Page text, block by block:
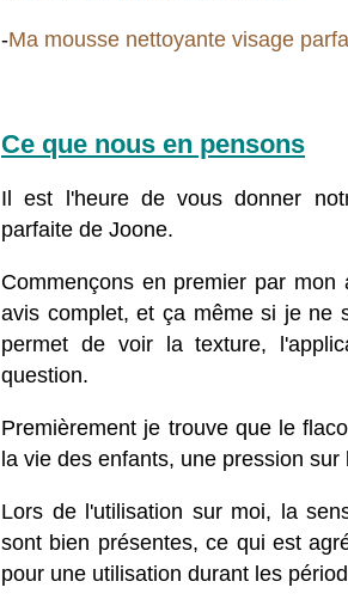
-Ma mousse nettoyante visage
Ce que nous en pensons
Il est l'heure de vous donner
parfaite de Joone.
Commençons en premier par
avis complet, et ça même si je ne
permet de voir la texture,
question.
Premièrement je trouve que le
la vie des enfants, une pression
Lors de l'utilisation sur moi, la
sont bien présentes, ce qui est
pour une utilisation durant les